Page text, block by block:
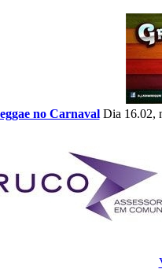
no Carnaval Dia 16.02,